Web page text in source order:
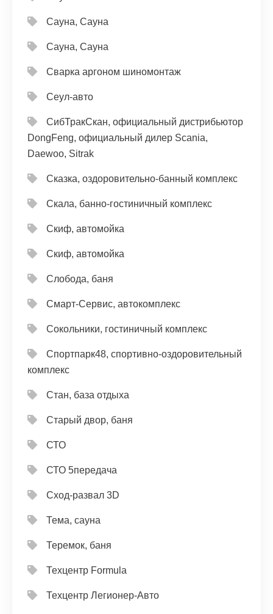
Сауна, Сауна
Сауна, Сауна
Сварка аргоном шиномонтаж
Сеул-авто
СибТракСкан, официальный дистрибьютор
DongFeng, официальный дилер Scania,
Daewoo, Sitrak
Сказка, оздоровительно-банный комплекс
Скала, банно-гостиничный комплекс
Скиф, автомойка
Скиф, автомойка
Слобода, баня
Смарт-Сервис, автокомплекс
Сокольники, гостиничный комплекс
Спортпарк48, спортивно-оздоровительный
комплекс
Стан, база отдыха
Старый двор, баня
СТО
СТО 5передача
Сход-развал 3D
Тема, сауна
Теремок, баня
Техцентр Formula
Техцентр Легионер-Авто